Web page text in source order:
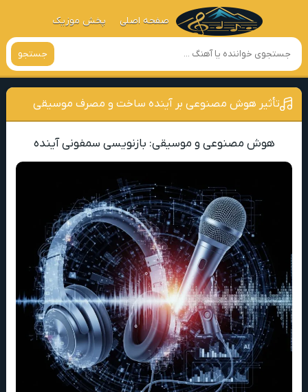
صفحه اصلی پخش موزیک
جستجو
تأثیر هوش مصنوعی بر آینده ساخت و مصرف موسیقی
هوش مصنوعی و موسیقی: بازنویسی سمفونی آینده